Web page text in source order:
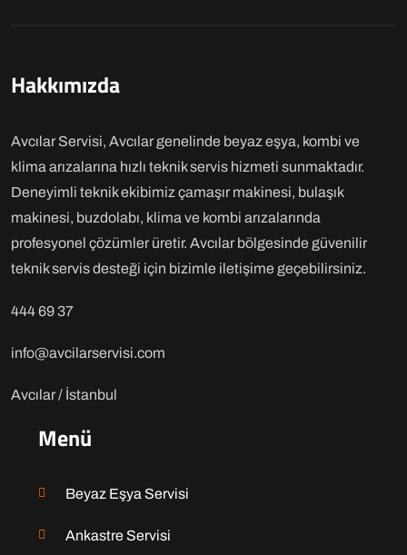
Hakkımızda
Avcılar Servisi, Avcılar genelinde beyaz eşya, kombi ve
klima arızalarına hızlı teknik servis hizmeti sunmaktadır.
Deneyimli teknik ekibimiz çamaşır makinesi, bulaşık
makinesi, buzdolabı, klima ve kombi arızalarında
profesyonel çözümler üretir. Avcılar bölgesinde güvenilir
teknik servis desteği için bizimle iletişime geçebilirsiniz.
444 69 37
info@avcilarservisi.com
Avcılar / İstanbul
Menü
Beyaz Eşya Servisi
Ankastre Servisi